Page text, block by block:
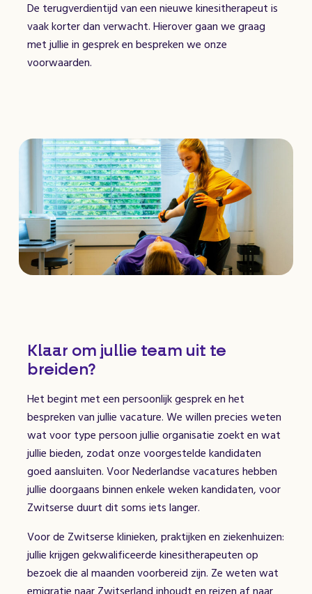
De terugverdientijd van een nieuwe kinesitherapeut is
vaak korter dan verwacht. Hierover gaan we graag
met jullie in gesprek en bespreken we onze
voorwaarden.
Klaar om jullie team uit te
breiden?
Het begint met een persoonlijk gesprek en het
bespreken van jullie vacature. We willen precies weten
wat voor type persoon jullie organisatie zoekt en wat
jullie bieden, zodat onze voorgestelde kandidaten
goed aansluiten. Voor Nederlandse vacatures hebben
jullie doorgaans binnen enkele weken kandidaten, voor
Zwitserse duurt dit soms iets langer.
Voor de Zwitserse klinieken, praktijken en ziekenhuizen:
jullie krijgen gekwalificeerde kinesitherapeuten op
bezoek die al maanden voorbereid zijn. Ze weten wat